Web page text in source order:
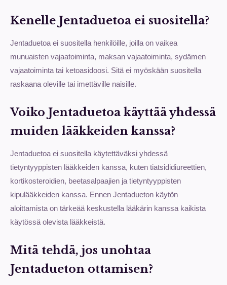
Kenelle Jentaduetoa ei suositella?
Jentaduetoa ei suositella henkilöille, joilla on vaikea
munuaisten vajaatoiminta, maksan vajaatoiminta, sydämen
vajaatoiminta tai ketoasidoosi. Sitä ei myöskään suositella
raskaana oleville tai imettäville naisille.
Voiko Jentaduetoa käyttää yhdessä
muiden lääkkeiden kanssa?
Jentaduetoa ei suositella käytettäväksi yhdessä
tietyntyyppisten lääkkeiden kanssa, kuten tiatsididiureettien,
kortikosteroidien, beetasalpaajien ja tietyntyyppisten
kipulääkkeiden kanssa. Ennen Jentadueton käytön
aloittamista on tärkeää keskustella lääkärin kanssa kaikista
käytössä olevista lääkkeistä.
Mitä tehdä, jos unohtaa
Jentadueton ottamisen?